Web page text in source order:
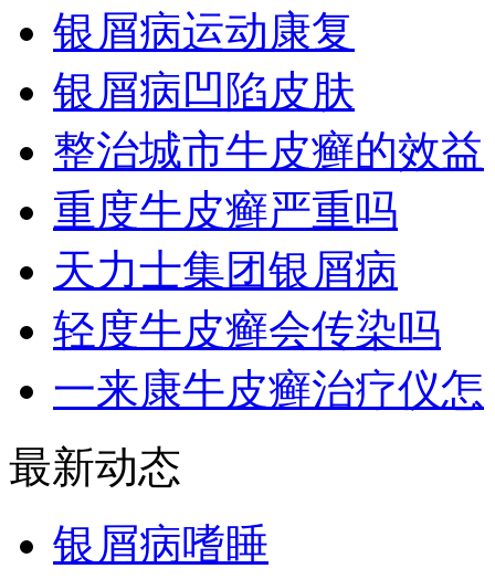
银屑病运动康复
银屑病凹陷皮肤
整治城市牛皮癣的效益
重度牛皮癣严重吗
天力士集团银屑病
轻度牛皮癣会传染吗
一来康牛皮癣治疗仪怎
最新动态
银屑病嗜睡